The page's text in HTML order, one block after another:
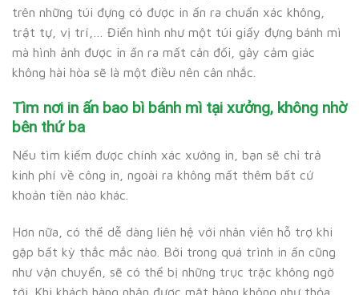
trên những túi đựng có được in ấn ra chuẩn xác không,
trật tự, vị trí,… Điển hình như một túi giấy đựng bánh mì
mà hình ảnh được in ấn ra mất cân đối, gây cảm giác
không hài hòa sẽ là một điều nên cân nhắc.
Tìm nơi in ấn bao bì bánh mì tại xưởng, không nhờ
bên thứ ba
Nếu tìm kiếm được chính xác xưởng in, bạn sẽ chỉ trả
kinh phí về công in, ngoài ra không mất thêm bất cứ
khoản tiền nào khác.
Hơn nữa, có thể dễ dàng liên hệ với nhân viên hỗ trợ khi
gặp bất kỳ thắc mắc nào. Bởi trong quá trình in ấn cũng
như vận chuyển, sẽ có thể bị những trục trặc không ngờ
tới. Khi khách hàng nhận được mặt hàng không như thỏa